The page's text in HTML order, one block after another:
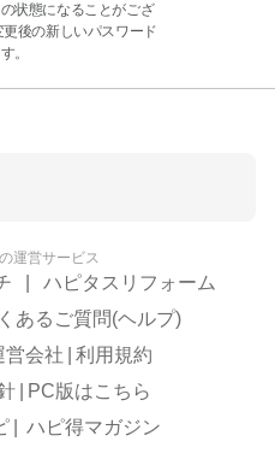
状態になることがござ
後の新しいパスワード
。
運営サービス
ハピタスリフォーム
あるご質問(ヘルプ)
営会社
利用規約
PC版はこちら
ハピ得マガジン